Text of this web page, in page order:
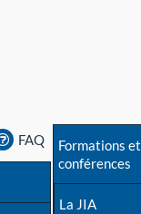
FAQ
Formations et
conférences
La JIA